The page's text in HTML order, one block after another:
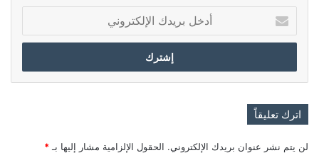
بريدك
الإلكتروني
اترك تعليقاً
لن يتم نشر عنوان بريدك الإلكتروني. الحقول الإلزامية مشار إليها بـ *